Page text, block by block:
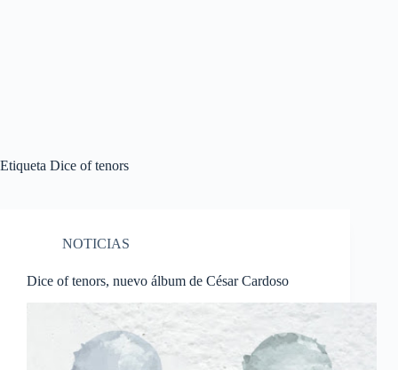
Etiqueta Dice of tenors
NOTICIAS
Dice of tenors, nuevo álbum de César Cardoso